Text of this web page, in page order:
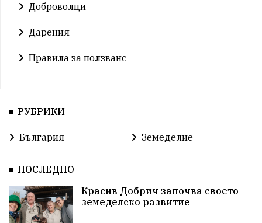
Доброволци
Дарения
Правила за ползване
РУБРИКИ
България Земеделие
ПОСЛЕДНО
Красив Добрич започва своето
земеделско развитие